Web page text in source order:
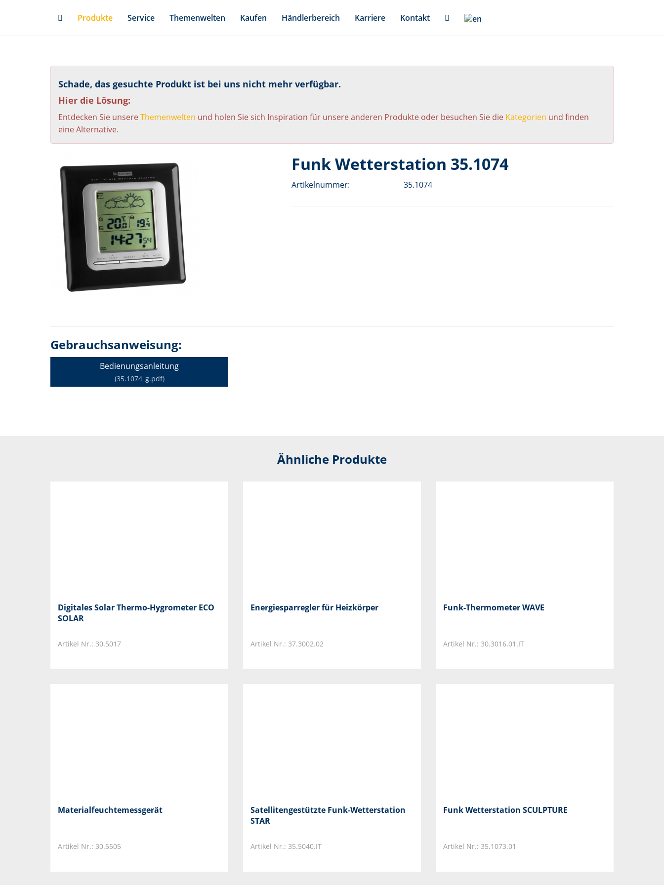
Produkte Service Themenwelten Kaufen Händlerbereich Karriere Kontakt
Schade, das gesuchte Produkt ist bei uns nicht mehr verfügbar.
Hier die Lösung:
Entdecken Sie unsereThemenwelten und holen Sie sich Inspiration für unsere anderen Produkte oder besuchen Sie die Kategorien und finden
eine Alternative.
Funk Wetterstation 35.1074
Artikelnummer: 35.1074
Gebrauchsanweisung:
Bedienungsanleitung
(35.1074_g.pdf)
Ähnliche Produkte
Digitales Solar Thermo-Hygrometer ECO
SOLAR
Artikel Nr.: 30.5017
Energiesparregler für Heizkörper
Artikel Nr.: 37.3002.02
Funk-Thermometer WAVE
Artikel Nr.: 30.3016.01.IT
Materialfeuchtemessgerät
Artikel Nr.: 30.5505
Satellitengestützte Funk-Wetterstation
STAR
Artikel Nr.: 35.5040.IT
Funk Wetterstation SCULPTURE
Artikel Nr.: 35.1073.01